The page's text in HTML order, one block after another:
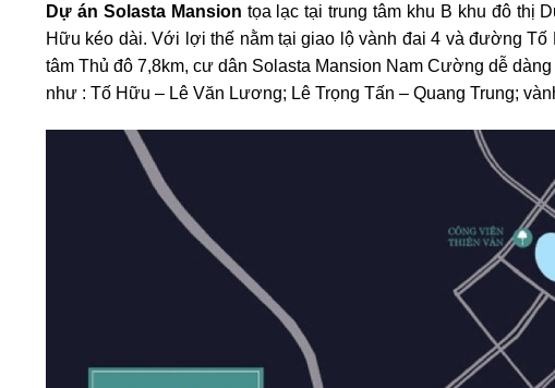
Dự án Solasta Mansion tọa lạc tại trung tâm khu B khu đô thị
Hữu kéo dài. Với lợi thế nằm tại giao lộ vành đai 4 và đường
tâm Thủ đô 7,8km, cư dân Solasta Mansion Nam Cường dễ
như : Tố Hữu – Lê Văn Lương; Lê Trọng Tấn – Quang Trung;